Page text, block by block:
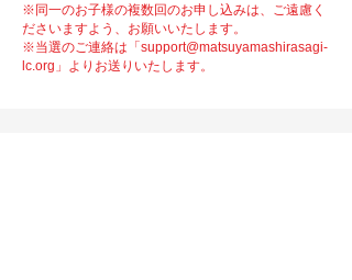
​※同一のお子様の複数回のお申し込みは、ご遠慮く
ださいますよう、お願いいたします。
※当選のご連絡は「 support@matsuyamashirasagi-
lc.org 」よりお送りいたします。